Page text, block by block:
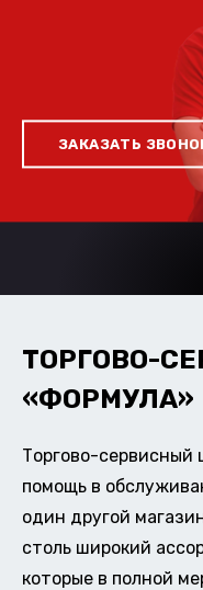
ЗАКАЗАТЬ
ТОРГОВО-
«ФОРМУЛА»
Торгово-
помощь в
один другой
столь широкий
которые в полной